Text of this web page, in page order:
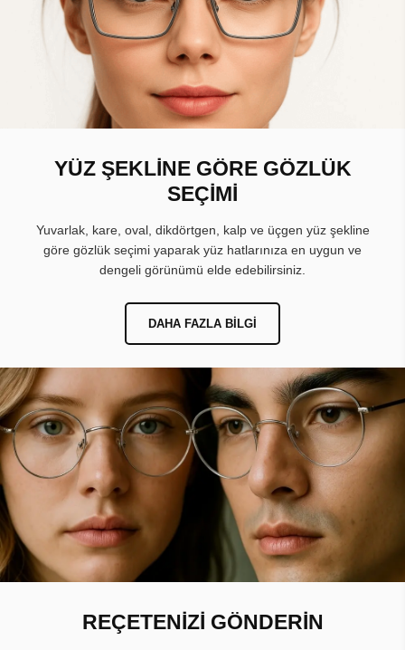
YÜZ ŞEKLİNE GÖRE GÖZLÜK
SEÇİMİ
Yuvarlak, kare, oval, dikdörtgen, kalp ve üçgen yüz şekline
göre gözlük seçimi yaparak yüz hatlarınıza en uygun ve
dengeli görünümü elde edebilirsiniz.
DAHA FAZLA BILGI
REÇETENİZİ GÖNDERİN